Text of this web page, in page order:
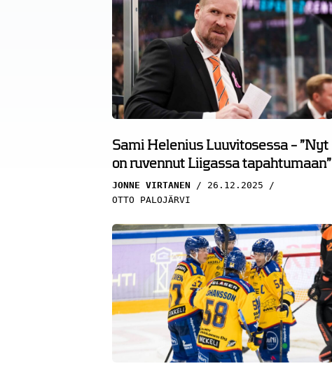
Sami Helenius Luuvitosessa – ”Nyt
on ruvennut Liigassa tapahtumaan”
JONNE VIRTANEN
26.12.2025
OTTO PALOJÄRVI